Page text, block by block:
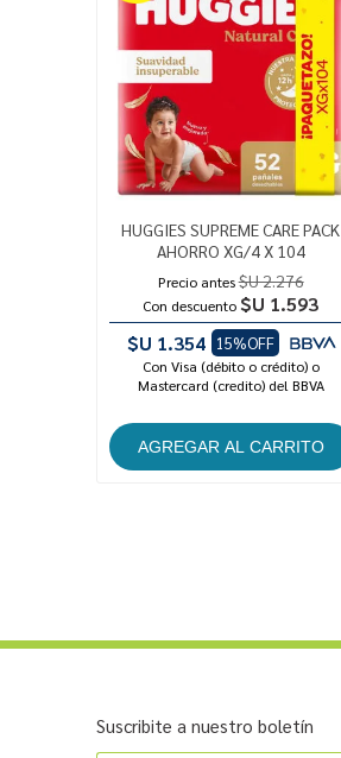
HUGGIES SUPREME CARE PACK
AHORRO XG/4 X 104
Precio antes$U 2.276
Con descuento $U 1.593
$U 1.354 15%OFF
Con Visa (débito o crédito) o
Mastercard (credito) del BBVA
Suscribite a nuestro boletín